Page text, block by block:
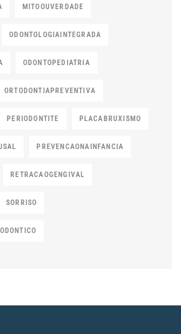
MITOOUVERDADE
ODONTOLOGIAINTEGRADA
ODONTOPEDIATRIA
ORTODONTIAPREVENTIVA
PERIODONTITE PLACABRUXISMO
PREVENCAONAINFANCIA
RETRACAOGENGIVAL
SORRISO